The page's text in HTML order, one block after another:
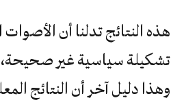
هذه النتائج تدلنا أن
تشكيلة سياسية غير صحيحة،
وهذا دليل آخر أن النتائج